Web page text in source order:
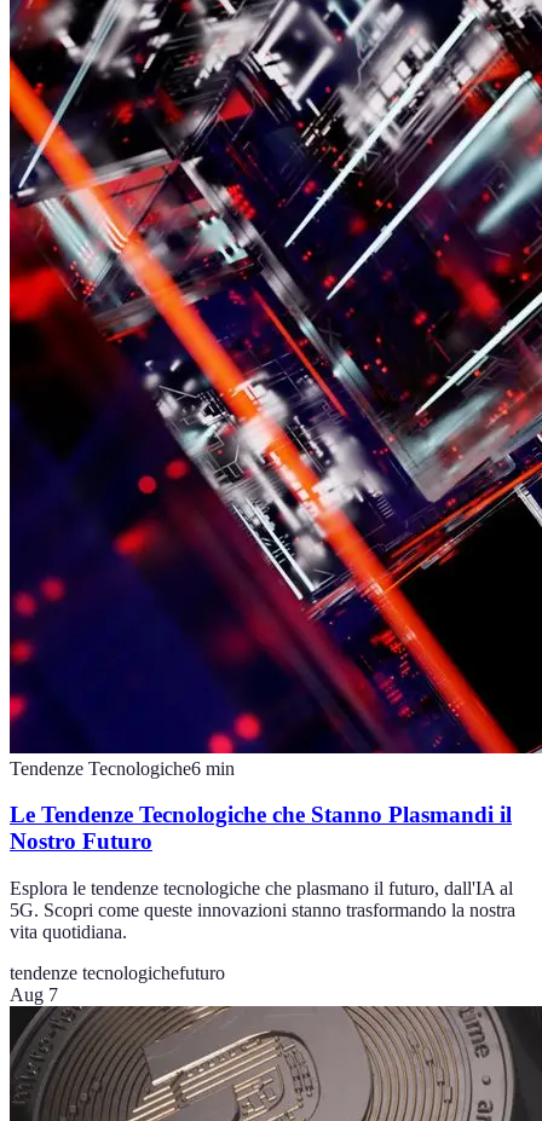
Tendenze Tecnologiche6 min
Le Tendenze Tecnologiche che Stanno Plasmandi il
Nostro Futuro
Esplora le tendenze tecnologiche che plasmano il futuro, dall'IA al
5G. Scopri come queste innovazioni stanno trasformando la nostra
vita quotidiana.
tendenze tecnologichefuturo
Aug 7